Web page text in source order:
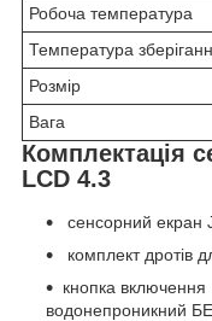
Робоча температура
Температура
Розмір
Вага
Комплектація
LCD 4.3
сенсорний екран
комплект дротів
кнопка
водонепроникний